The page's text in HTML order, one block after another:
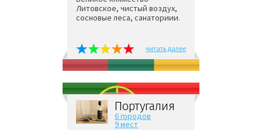
Литовское, чистый воздух,
сосновые леса, санаториии.
читать далее
Португалия
6 городов
9 мест